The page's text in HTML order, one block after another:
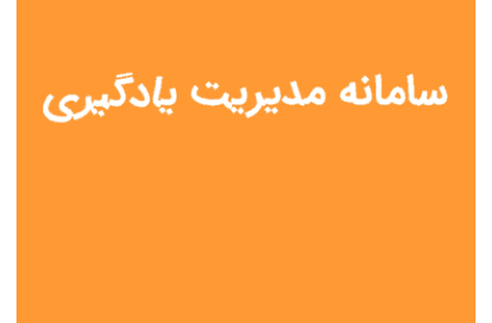
نمونه دولتی